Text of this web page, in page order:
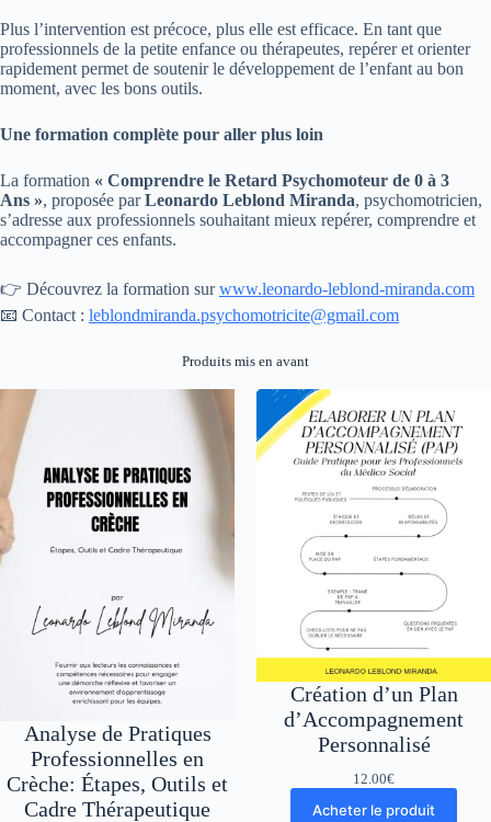
Plus l’intervention est précoce, plus elle est efficace. En tant que
professionnels de la petite enfance ou thérapeutes, repérer et orienter
rapidement permet de soutenir le développement de l’enfant au bon
moment, avec les bons outils.
Une formation complète pour aller plus loin
La formation « Comprendre le Retard Psychomoteur de 0 à 3
Ans », proposée parLeonardo Leblond Miranda, psychomotricien,
s’adresse aux professionnels souhaitant mieux repérer, comprendre et
accompagner ces enfants.
👉 Découvrez la formation surwww.leonardo-leblond-miranda.com
📧 Contact : leblondmiranda.psychomotricite@gmail.com
Produits mis en avant
Analyse de Pratiques
Professionnelles en
Crèche: Étapes, Outils et
Cadre Thérapeutique
Création d’un Plan
d’Accompagnement
Personnalisé
12.00€
Acheter le produit